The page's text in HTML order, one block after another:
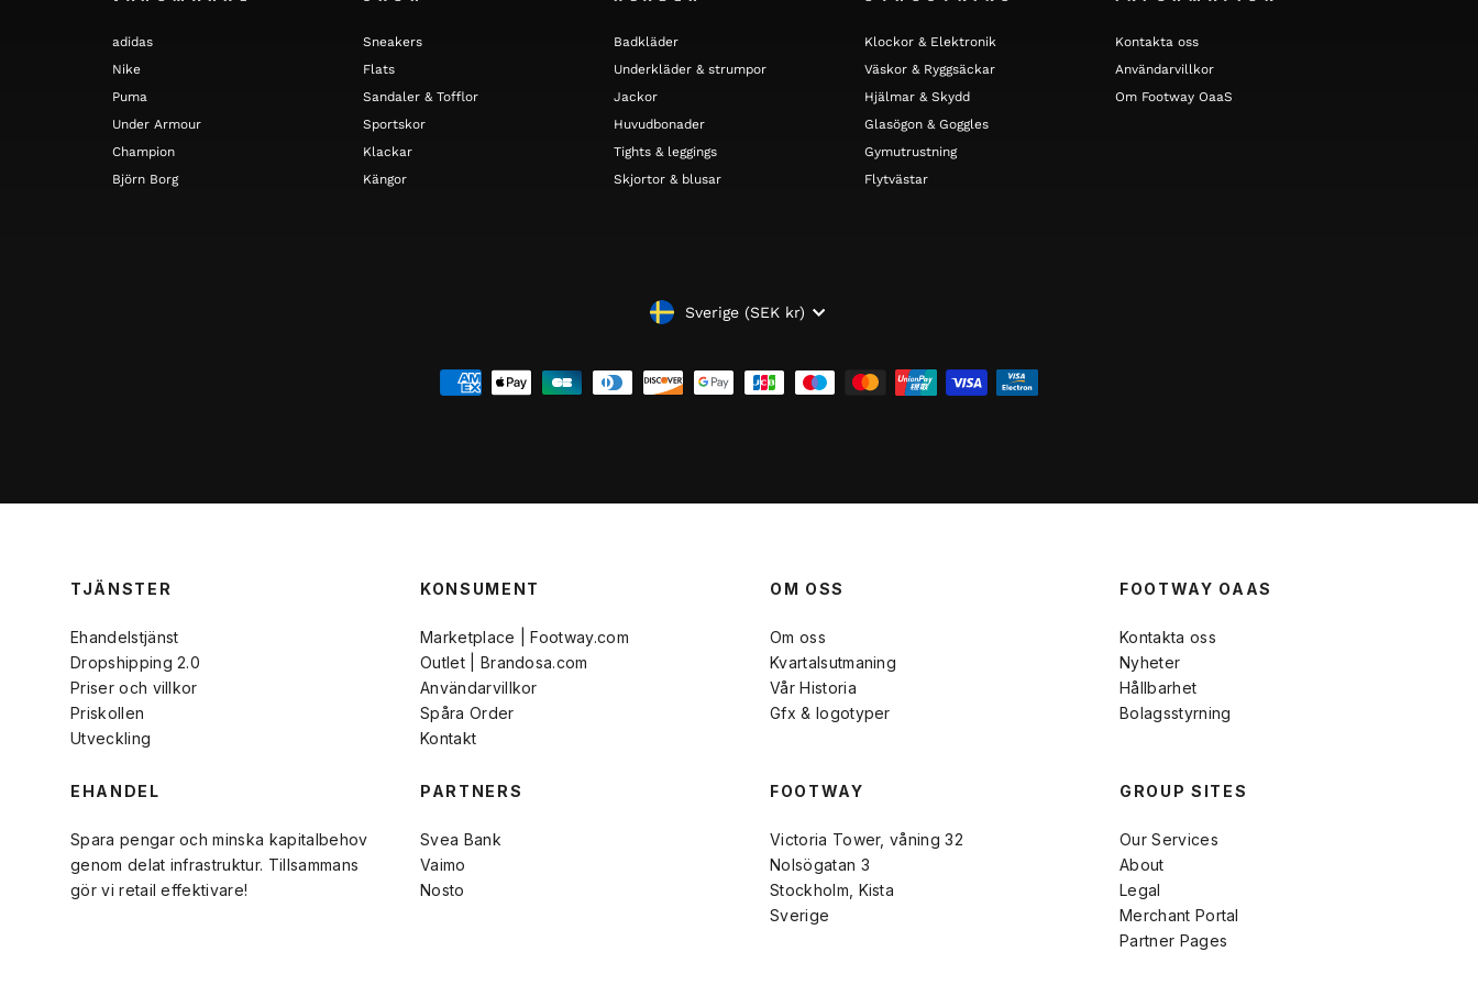
adidas
Nike
Puma
Under Armour
Champion
Björn Borg
Sneakers
Flats
Sandaler & Tofflor
Sportskor
Klackar
Kängor
Badkläder
Underkläder & strumpor
Jackor
Huvudbonader
Tights & leggings
Skjortor & blusar
Klockor & Elektronik
Väskor & Ryggsäckar
Hjälmar & Skydd
Glasögon & Goggles
Gymutrustning
Flytvästar
Kontakta oss
Användarvillkor
Om Footway OaaS
VALUTA
Sverige (SEK kr)
TJÄNSTER
Ehandelstjänst
Dropshipping 2.0
Priser och villkor
Priskollen
Utveckling
KONSUMENT
Marketplace | Footway.com
Outlet | Brandosa.com
Användarvillkor
Spåra Order
Kontakt
OM OSS
Om oss
Kvartalsutmaning
Vår Historia
Gfx & logotyper
FOOTWAY OAAS
Kontakta oss
Nyheter
Hållbarhet
Bolagsstyrning
EHANDEL
Spara pengar och minska kapitalbehov
genom delat infrastruktur. Tillsammans
gör vi retail effektivare!
PARTNERS
Svea Bank
Vaimo
Nosto
FOOTWAY
Victoria Tower, våning 32
Nolsögatan 3
Stockholm, Kista
Sverige
GROUP SITES
Our Services
About
Legal
Merchant Portal
Partner Pages